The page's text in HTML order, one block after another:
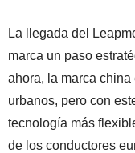
La llegada del
marca un paso
ahora, la marca
urbanos, pero con
tecnología más
de los conductores